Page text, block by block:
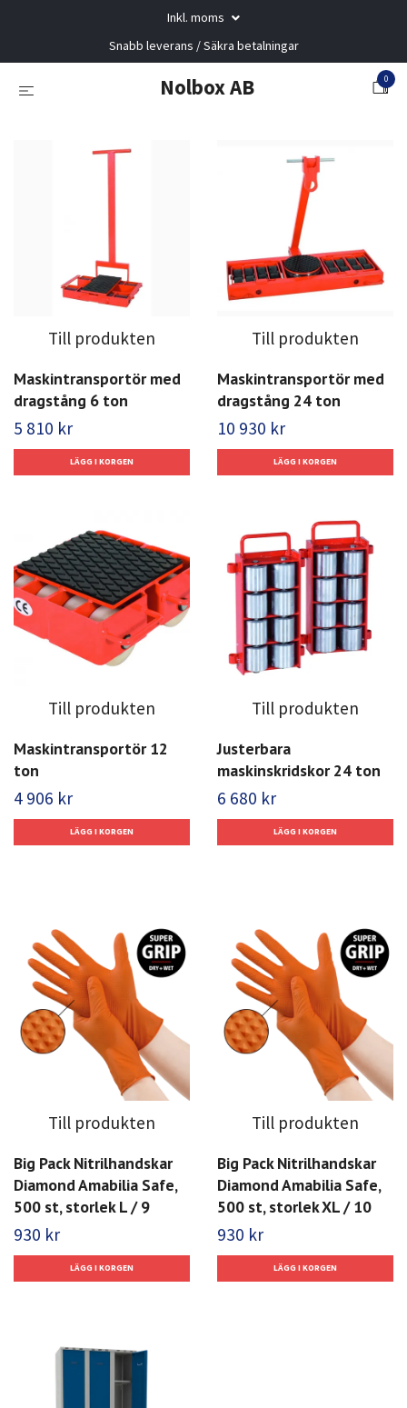
Inkl. moms
Snabb leverans / Säkra betalningar
Nolbox AB 0
Till produkten
Maskintransportör med
dragstång 6 ton
5 810 kr
Till produkten
Maskintransportör med
dragstång 24 ton
10 930 kr
Till produkten
Maskintransportör 12
ton
4 906 kr
Till produkten
Justerbara
maskinskridskor 24 ton
6 680 kr
Till produkten
Big Pack Nitrilhandskar
Diamond Amabilia Safe,
500 st, storlek L / 9
930 kr
Till produkten
Big Pack Nitrilhandskar
Diamond Amabilia Safe,
500 st, storlek XL / 10
930 kr